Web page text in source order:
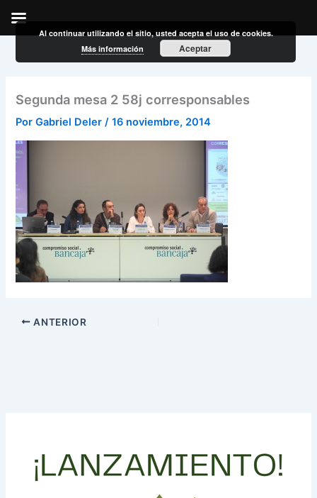
Segunda mesa 2 58j corresponsables
PorGabriel Deler/16 noviembre, 2014
ANTERIOR
Al continuar utilizando el sitio, usted acepta el uso de cookies.
Más información
Aceptar